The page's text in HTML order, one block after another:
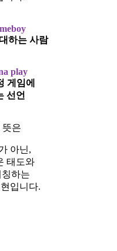
하는 사람
play
게임에
선언
뜻은
아닌,
태도와
하는
입니다.